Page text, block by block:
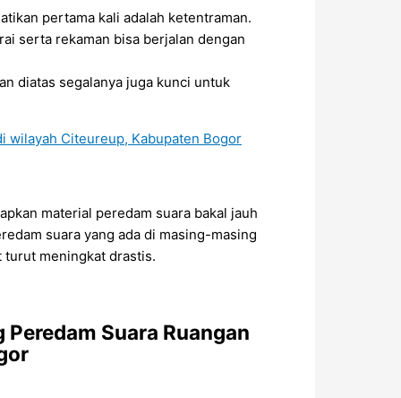
pertama kali adalah ketentraman.
serta rekaman bisa berjalan dengan
diatas segalanya juga kunci untuk
material peredam suara bakal jauh
suara yang ada di masing-masing
turut meningkat drastis.
Suara Ruangan